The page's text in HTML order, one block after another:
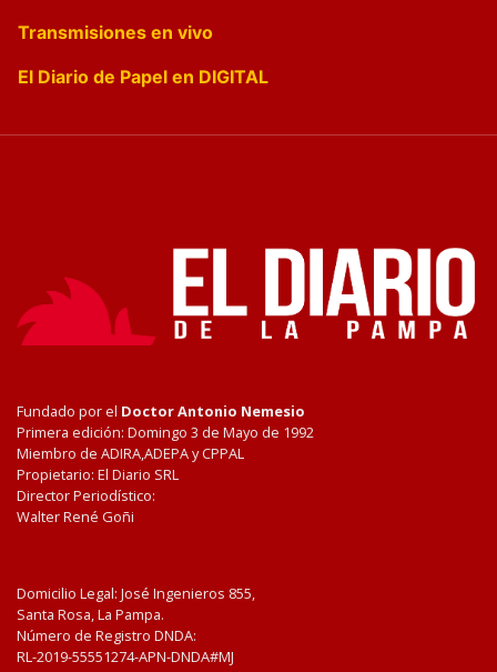
Transmisiones en vivo
El Diario de Papel en DIGITAL
Fundado por el Doctor Antonio Nemesio
Primera edición: Domingo 3 de Mayo de 1992
Miembro de ADIRA,ADEPA y CPPAL
Propietario: El Diario SRL
Director Periodístico:
Walter René Goñi
Domicilio Legal: José Ingenieros 855,
Santa Rosa, La Pampa.
Número de Registro DNDA:
RL-2019-55551274-APN-DNDA#MJ